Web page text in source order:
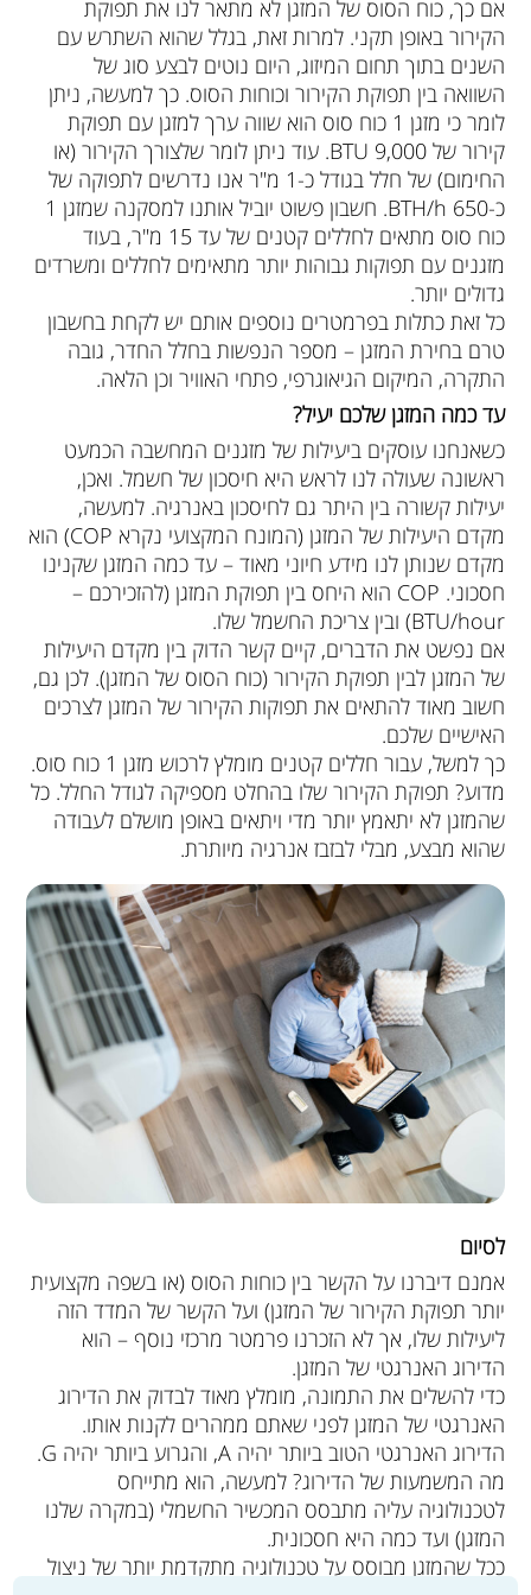
אם כך, כוח הסוס של המזגן לא מתאר לנו את תפוקת
הקירור באופן תקני. למרות זאת, בגלל שהוא השתרש עם
השנים בתוך תחום המיזוג, היום נוטים לבצע סוג של
השוואה בין תפוקת הקירור וכוחות הסוס. כך למעשה, ניתן
לומר כי מזגן 1 כוח סוס הוא שווה ערך למזגן עם תפוקת
קירור של 9,000 BTU. עוד ניתן לומר שלצורך הקירור (או
החימום) של חלל בגודל כ-1 מ"ר אנו נדרשים לתפוקה של
כ-650 BTH/h. חשבון פשוט יוביל אותנו למסקנה שמזגן 1
כוח סוס מתאים לחללים קטנים של עד 15 מ"ר, בעוד
מזגנים עם תפוקות גבוהות יותר מתאימים לחללים ומשרדים
גדולים יותר.
כל זאת כתלות בפרמטרים נוספים אותם יש לקחת בחשבון
טרם בחירת המזגן – מספר הנפשות בחלל החדר, גובה
התקרה, המיקום הגיאוגרפי, פתחי האוויר וכן הלאה.
עד כמה המזגן שלכם יעיל?
כשאנחנו עוסקים ביעילות של מזגנים המחשבה הכמעט
ראשונה שעולה לנו לראש היא חיסכון של חשמל. ואכן,
יעילות קשורה בין היתר גם לחיסכון באנרגיה. למעשה,
מקדם היעילות של המזגן (המונח המקצועי נקרא COP) הוא
מקדם שנותן לנו מידע חיוני מאוד – עד כמה המזגן שקנינו
חסכוני. COP הוא היחס בין תפוקת המזגן (להזכירכם –
BTU/hour) ובין צריכת החשמל שלו.
אם נפשט את הדברים, קיים קשר הדוק בין מקדם היעילות
של המזגן לבין תפוקת הקירור (כוח הסוס של המזגן). לכן גם,
חשוב מאוד להתאים את תפוקות הקירור של המזגן לצרכים
האישיים שלכם.
כך למשל, עבור חללים קטנים מומלץ לרכוש מזגן 1 כוח סוס.
מדוע? תפוקת הקירור שלו בהחלט מספיקה לגודל החלל. כל
שהמזגן לא יתאמץ יותר מדי ויתאים באופן מושלם לעבודה
שהוא מבצע, מבלי לבזבז אנרגיה מיותרת.
לסיום
אמנם דיברנו על הקשר בין כוחות הסוס (או בשפה מקצועית
יותר תפוקת הקירור של המזגן) ועל הקשר של המדד הזה
ליעילות שלו, אך לא הזכרנו פרמטר מרכזי נוסף – הוא
הדירוג האנרגטי של המזגן.
כדי להשלים את התמונה, מומלץ מאוד לבדוק את הדירוג
האנרגטי של המזגן לפני שאתם ממהרים לקנות אותו.
הדירוג האנרגטי הטוב ביותר יהיה A, והגרוע ביותר יהיה G.
מה המשמעות של הדירוג? למעשה, הוא מתייחס
לטכנולוגיה עליה מתבסס המכשיר החשמלי (במקרה שלנו
המזגן) ועד כמה היא חסכונית.
ככל שהמזגן מבוסס על טכנולוגיה מתקדמת יותר של ניצול